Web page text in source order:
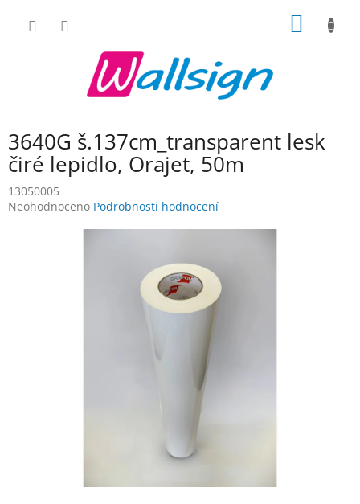
3640G š.137cm_transparent lesk
čiré lepidlo, Orajet, 50m
13050005
Průměrné
Neohodnoceno Podrobnosti hodnocení